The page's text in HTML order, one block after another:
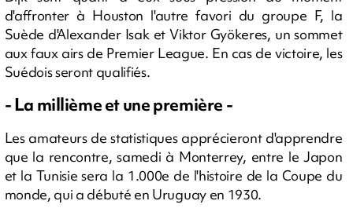
d'affronter à Houston l'autre favori du groupe F, la
Suède d'Alexander Isak et Viktor Gyökeres, un sommet
aux faux airs de Premier League. En cas de victoire, les
Suédois seront qualifiés.
- La millième et une première -
Les amateurs de statistiques apprécieront d'apprendre
que la rencontre, samedi à Monterrey, entre le Japon
et la Tunisie sera la 1.000e de l'histoire de la Coupe du
monde, qui a débuté en Uruguay en 1930.